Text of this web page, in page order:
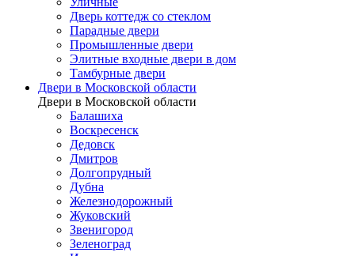
Дверь коттедж со стеклом
Парадные двери
Промышленные двери
Элитные входные двери в дом
Тамбурные двери
Двери в Московской области
Двери в Московской области
Балашиха
Воскресенск
Дедовск
Дмитров
Долгопрудный
Дубна
Железнодорожный
Жуковский
Звенигород
Зеленоград